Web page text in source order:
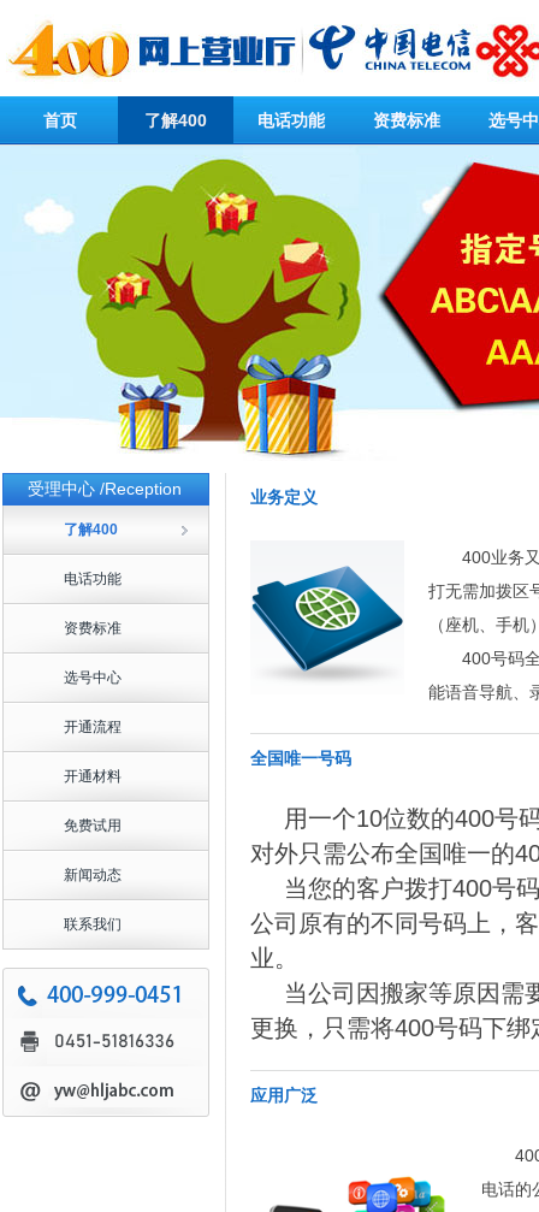
首页 了解400 电话功能 资费标准 选号
受理中心 /Reception
了解400
电话功能
资费标准
选号中心
开通流程
开通材料
免费试用
新闻动态
联系我们
业务定义
400业务
打无需加拨区
（座机、手
400号码
能语音导航、
全国唯一号码
用一个10位数的400号
对外只需公布全国唯一的
当您的客户拨打400号
公司原有的不同号码上，
业。
当公司因搬家等原因需
更换，只需将400号码下
应用广泛
电话的